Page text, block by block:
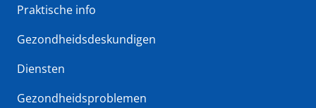
Praktische info
Gezondheidsdeskundigen
Diensten
Gezondheidsproblemen